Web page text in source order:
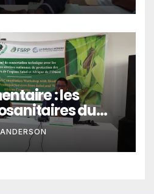
: les
du
de l’Ouest
Lomé
ANDERSON